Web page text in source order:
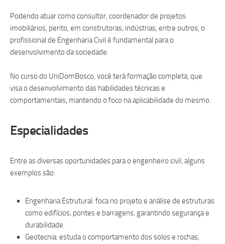
Podendo atuar como consultor, coordenador de projetos
imobiliários, perito, em construtoras, indústrias, entre outros, o
profissional de Engenharia Civil é fundamental para o
desenvolvimento da sociedade.
No curso do UniDomBosco, você terá formação completa, que
visa o desenvolvimento das habilidades técnicas e
comportamentais, mantendo o foco na aplicabilidade do mesmo.
Especialidades
Entre as diversas oportunidades para o engenheiro civil, alguns
exemplos são:
Engenharia Estrutural: foca no projeto e análise de estruturas
como edifícios, pontes e barragens, garantindo segurança e
durabilidade.
Geotecnia: estuda o comportamento dos solos e rochas,